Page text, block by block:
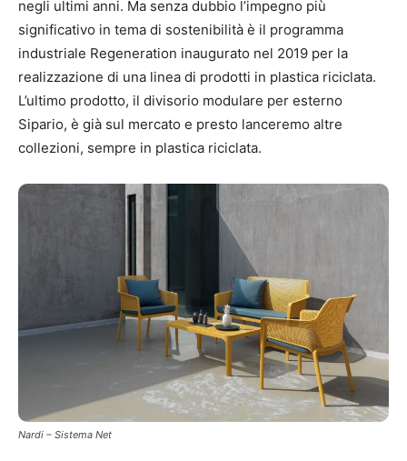
negli ultimi anni. Ma senza dubbio l’impegno più
significativo in tema di sostenibilità è il programma
industriale Regeneration inaugurato nel 2019 per la
realizzazione di una linea di prodotti in plastica riciclata.
L’ultimo prodotto, il divisorio modulare per esterno
Sipario, è già sul mercato e presto lanceremo altre
collezioni, sempre in plastica riciclata.
Nardi – Sistema Net